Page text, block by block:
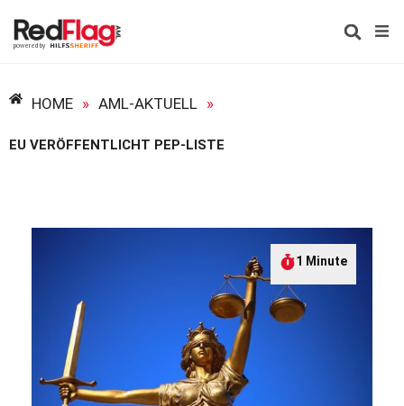
HOME » AML-AKTUELL »
EU VERÖFFENTLICHT PEP-LISTE
1 Minute